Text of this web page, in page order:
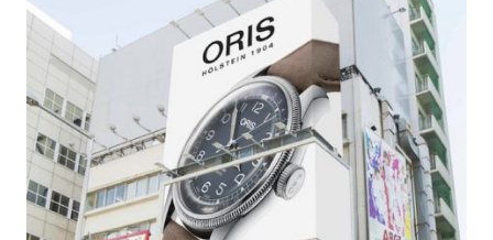
#フイナムのYouTube
#Commune H #FOCUS IT #AH.H
#ととけん #FASHION #MUSIC #MOVIE
#LIFESTYLE #SNEAKER #OUTDOOR
#SPORTS #HANDSOME HANDBOOK